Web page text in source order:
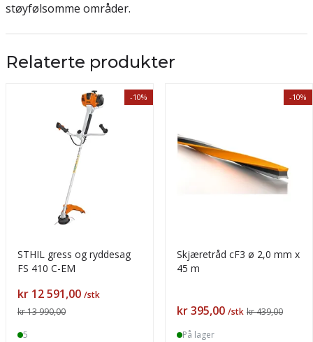
støyfølsomme områder.
Relaterte produkter
-10%
STHIL gress og ryddesag
FS 410 C-EM
Pris
kr 12 591,00 /stk
kr 13 990,00
5
-10%
Skjæretråd cF3 ø 2,0 mm x
45 m
Pris
kr 395,00 /stk kr 439,00
På lager